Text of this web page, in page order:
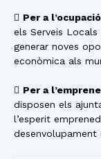
 Per a l’ocupació
els Serveis Locals
generar noves
econòmica als
 Per a
disposen els
l’esperit
desenvolupament